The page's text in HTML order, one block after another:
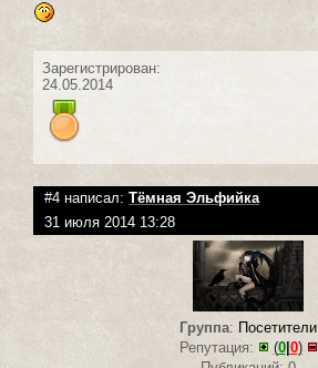
Зарегистрирован:
24.05.2014
#4 написал: Тёмная Эльфийка
31 июля 2014 13:28
Группа: Посетители
Репутация:
(0|0)